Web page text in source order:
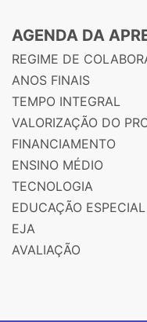
AGENDA DA
REGIME DE
ANOS FINAIS
TEMPO INTEGRAL
VALORIZAÇÃO DO
FINANCIAMENTO
ENSINO MÉDIO
TECNOLOGIA
EDUCAÇÃO ESPECIAL
EJA
AVALIAÇÃO